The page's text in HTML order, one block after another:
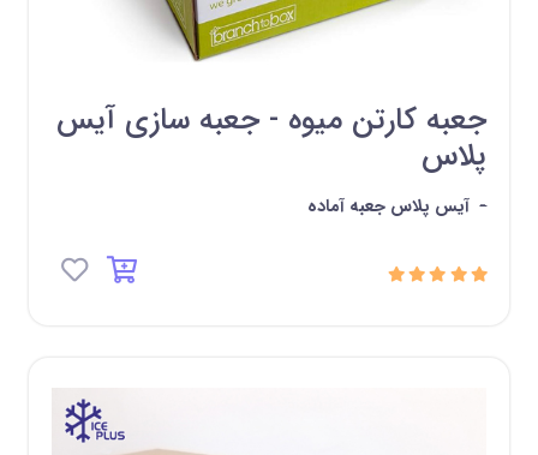
جعبه کارتن میوه - جعبه سازی آیس
پلاس
- آیس پلاس جعبه آماده